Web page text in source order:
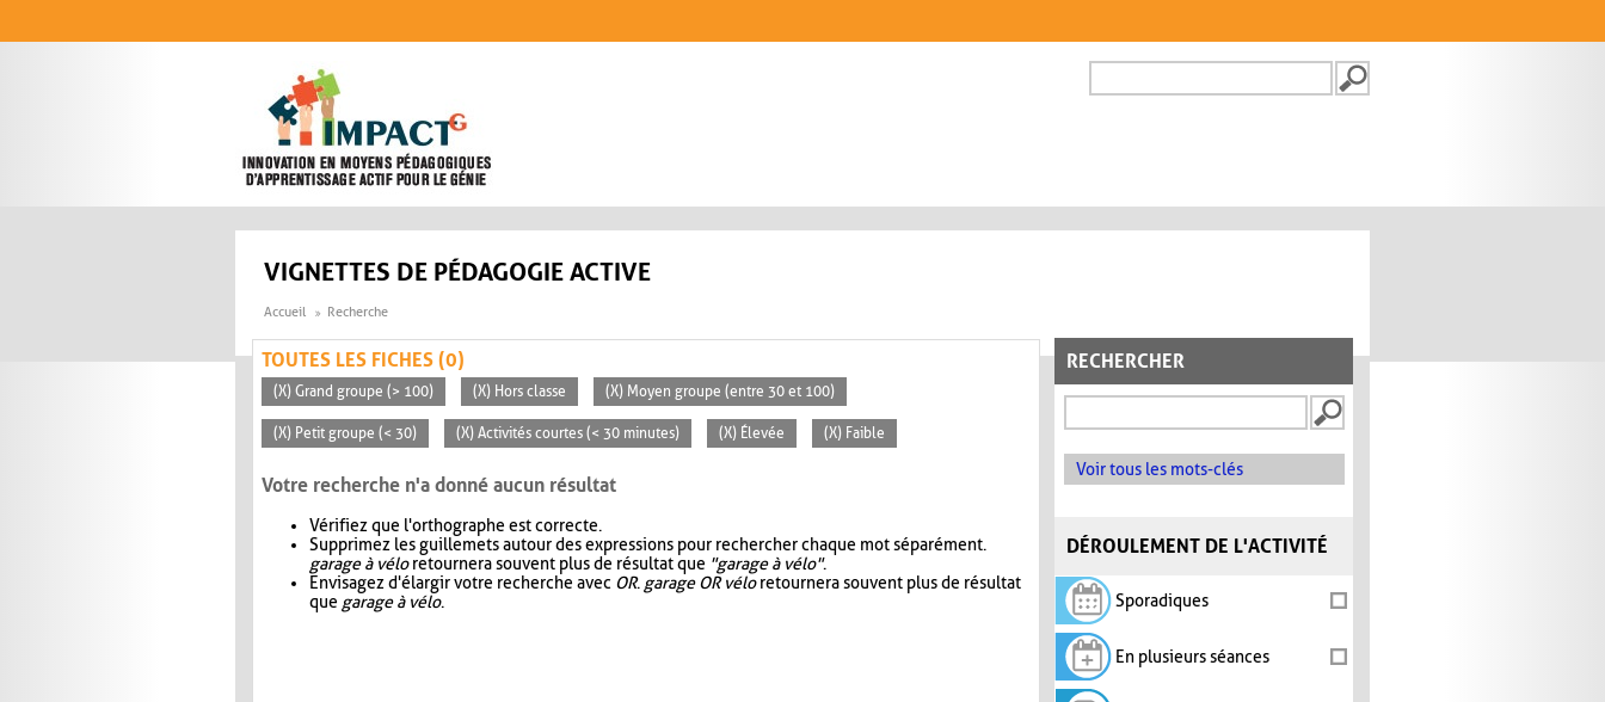
FORMULAIRE DE
VIGNETTES DE PÉDAGOGIE ACTIVE
Accueil Recherche
RECHERCHER
Voir tous les mots-clés
DÉROULEMENT DE L'ACTIVITÉ
Sporadiques
En plusieurs séances
TOUTES LES FICHES (0)
(X) Grand groupe (> 100) (X) Hors classe (X) Moyen groupe (entre 30 et 100)
(X) Petit groupe (< 30) (X) Activités courtes (< 30 minutes) (X) Élevée (X) Faible
Votre recherche n'a donné aucun résultat
Vérifiez que l'orthographe est correcte.
Supprimez les guillemets autour des expressions pour rechercher chaque mot séparément.
garage à véloretournera souvent plus de résultat que "garage à vélo".
Envisagez d'élargir votre recherche avec OR. garage OR véloretournera souvent plus de résultat
que garage à vélo.